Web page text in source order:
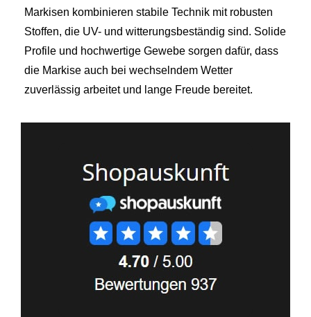
Markisen kombinieren stabile Technik mit robusten
Stoffen, die UV- und witterungsbeständig sind. Solide
Profile und hochwertige Gewebe sorgen dafür, dass
die Markise auch bei wechselndem Wetter
zuverlässig arbeitet und lange Freude bereitet.